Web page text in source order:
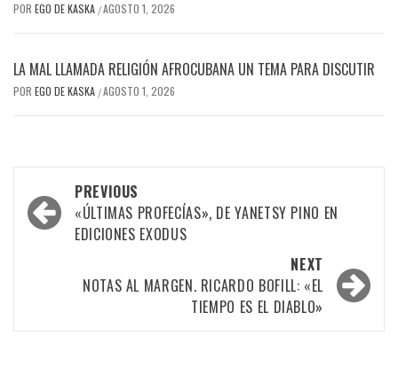
POR EGO DE KASKA /AGOSTO 1, 2026
LA MAL LLAMADA RELIGIÓN AFROCUBANA UN TEMA PARA DISCUTIR
POR EGO DE KASKA /AGOSTO 1, 2026
Post
navigation
PREVIOUS
«ÚLTIMAS PROFECÍAS», DE YANETSY PINO EN
EDICIONES EXODUS
NEXT
NOTAS AL MARGEN. RICARDO BOFILL: «EL
TIEMPO ES EL DIABLO»